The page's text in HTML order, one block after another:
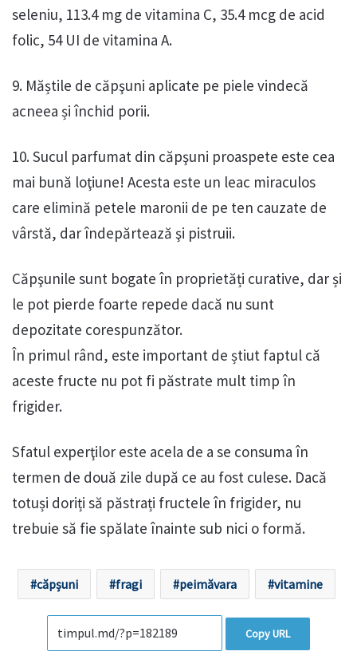
seleniu, 113.4 mg de vitamina C, 35.4 mcg de acid
folic, 54 UI de vitamina A.
9. Măștile de căpşuni aplicate pe piele vindecă
acneea și închid porii.
10. Sucul parfumat din căpşuni proaspete este cea
mai bună loţiune! Acesta este un leac miraculos
care elimină petele maronii de pe ten cauzate de
vârstă, dar îndepărtează şi pistruii.
Căpşunile sunt bogate în proprietăți curative, dar și
le pot pierde foarte repede dacă nu sunt
depozitate corespunzător.
În primul rând, este important de știut faptul că
aceste fructe nu pot fi păstrate mult timp în
frigider.
Sfatul experţilor este acela de a se consuma în
termen de două zile după ce au fost culese. Dacă
totuși doriți să păstrați fructele în frigider, nu
trebuie să fie spălate înainte sub nici o formă.
căpșuni fragi peimăvara vitamine
Copy URL